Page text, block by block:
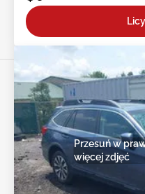
Przesuń w
więcej zdjęć